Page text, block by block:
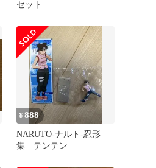
セット
¥888
NARUTO-ナルト-忍形
集 テンテン